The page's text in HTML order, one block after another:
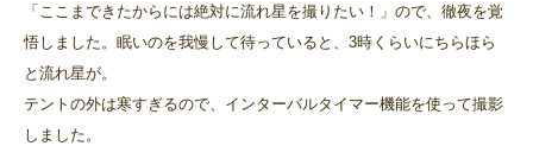
「ここまできたからには絶対に流れ星を撮りたい！」ので、徹夜を覚
悟しました。眠いのを我慢して待っていると、3時くらいにちらほら
と流れ星が。
テントの外は寒すぎるので、インターバルタイマー機能を使って撮影
しました。